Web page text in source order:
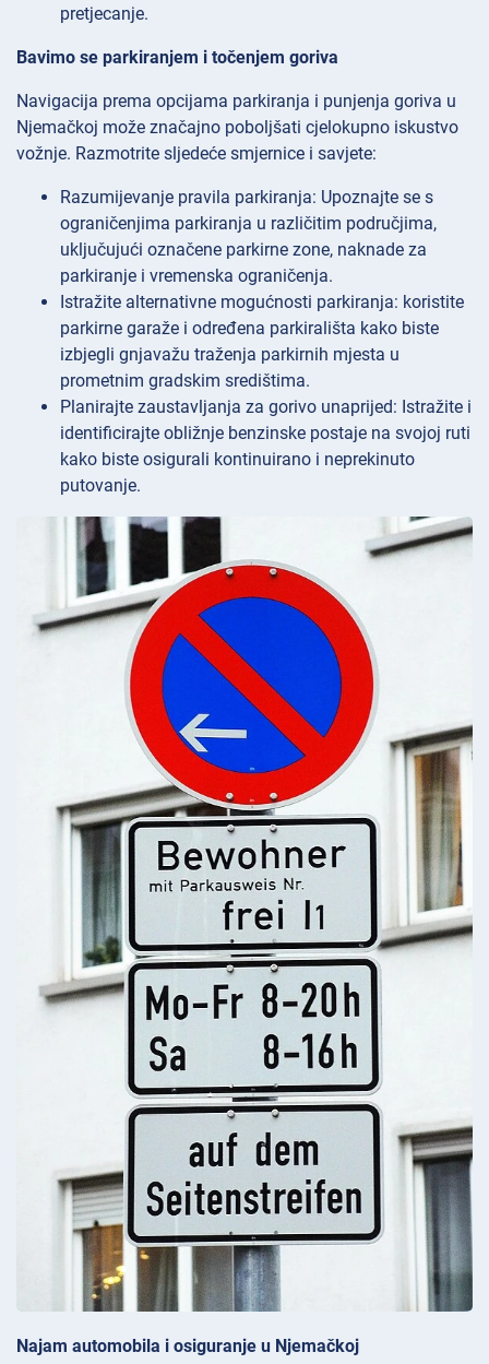
pretjecanje.
Bavimo se parkiranjem i točenjem goriva
Navigacija prema opcijama parkiranja i punjenja goriva u
Njemačkoj može značajno poboljšati cjelokupno iskustvo
vožnje. Razmotrite sljedeće smjernice i savjete:
Razumijevanje pravila parkiranja: Upoznajte se s
ograničenjima parkiranja u različitim područjima,
uključujući označene parkirne zone, naknade za
parkiranje i vremenska ograničenja.
Istražite alternativne mogućnosti parkiranja: koristite
parkirne garaže i određena parkirališta kako biste
izbjegli gnjavažu traženja parkirnih mjesta u
prometnim gradskim središtima.
Planirajte zaustavljanja za gorivo unaprijed: Istražite i
identificirajte obližnje benzinske postaje na svojoj ruti
kako biste osigurali kontinuirano i neprekinuto
putovanje.
Najam automobila i osiguranje u Njemačkoj